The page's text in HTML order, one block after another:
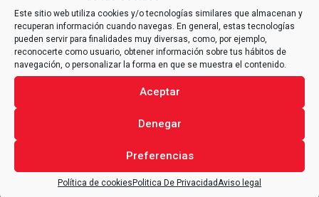
Este sitio web utiliza cookies y/o tecnologías similares que almacenan y
recuperan información cuando navegas. En general, estas tecnologías
pueden servir para finalidades muy diversas, como, por ejemplo,
reconocerte como usuario, obtener información sobre tus hábitos de
navegación, o personalizar la forma en que se muestra el contenido.
Aceptar
Denegar
Preferencias
Política de cookiesPolitica De Privacidad Aviso legal
SOLUCIONES EFECTIVAS PARA OPTIMIZAR
LA FABRICACIÓN DE HORMIGONES
REFRACTARIOS
Para enfrentar los desafíos mencionados, es
en cada etapa del proceso. Desde el laboratorio hasta el
sitio de instalación, todas las fases deben ser
planificadas con rigor técnico y ejecutadas bajo
estándares de calidad internacionales.